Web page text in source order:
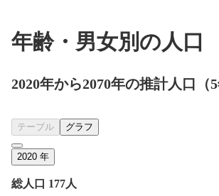
年齢・男女別の人口
2020年から2070年の推計人口（5
テーブル グラフ
2020 年
総人口 177人